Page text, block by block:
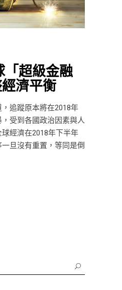
「超級金融
濟平衡
追蹤原本將在2018年
受到各國政治因素與人
經濟在2018年下半年
旦沒有重置，等同是倒